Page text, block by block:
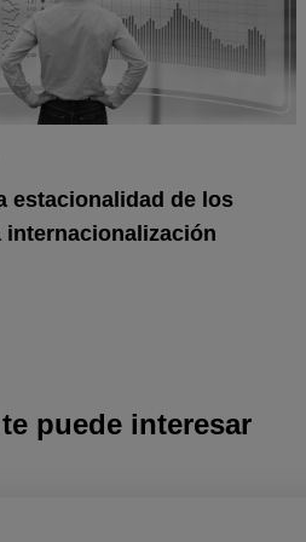
estacionalidad de los
internacionalización
puede interesar